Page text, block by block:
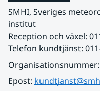
SMHI, Sveriges
institut
Reception och växel:
Telefon kundtjänst:
Organisationsnummer:
Epost: